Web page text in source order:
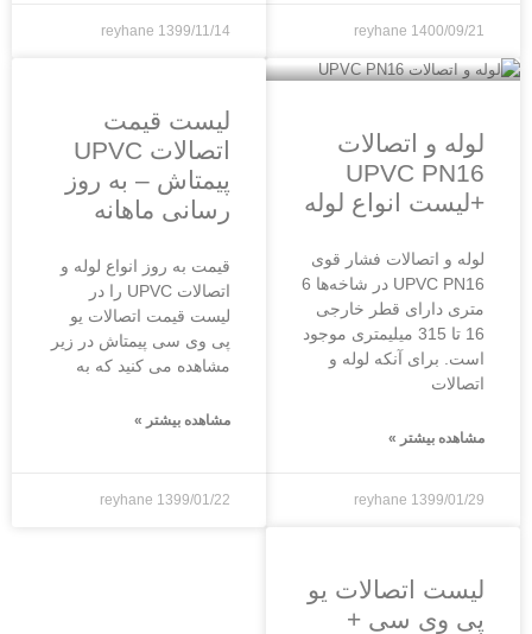
reyhane 1400/09/21
reyhane 1399/11/14
لوله و اتصالات
UPVC PN16
+لیست انواع لوله
لوله و اتصالات فشار قوی
UPVC PN16 در شاخه‌ها 6
متری دارای قطر خارجی
16 تا 315 میلیمتری موجود
است. برای آنکه لوله و
اتصالات
مشاهده بیشتر »
reyhane 1399/01/29
لیست قیمت
اتصالات UPVC
پیمتاش – به روز
رسانی ماهانه
قیمت به روز انواع لوله و
اتصالات UPVC را در
لیست قیمت اتصالات یو
پی وی سی پیمتاش در زیر
مشاهده می کنید که به
مشاهده بیشتر »
reyhane 1399/01/22
لیست اتصالات یو
پی وی سی +